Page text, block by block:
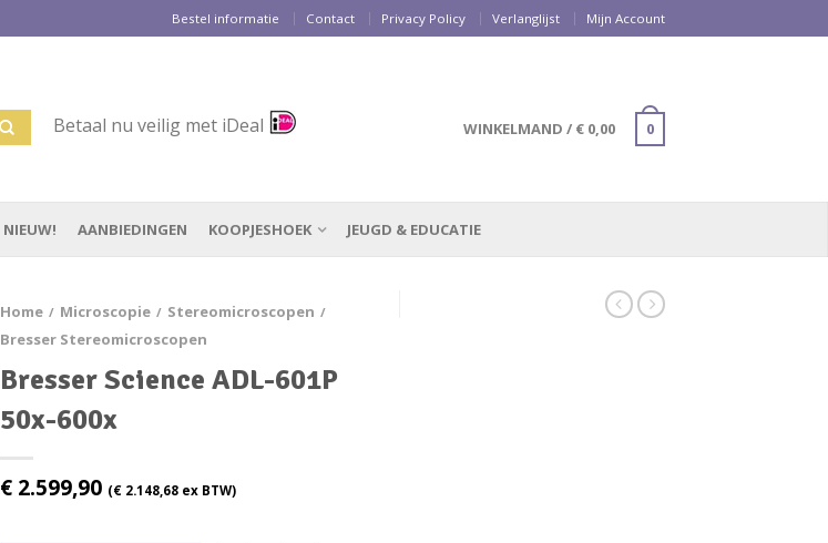
Bestel informatie Contact Privacy Policy Verlanglijst Mijn Account
Betaal nu veilig met iDeal WINKELMAND / € 0,00 0
NIEUW! AANBIEDINGEN KOOPJESHOEK JEUGD & EDUCATIE
Home / Microscopie / Stereomicroscopen /
Bresser Stereomicroscopen
Bresser Science ADL-601P
50x-600x
€ 2.599,90 (€ 2.148,68 ex BTW)